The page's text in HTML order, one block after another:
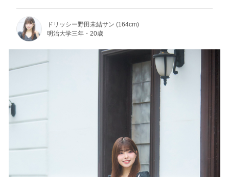
ドリッシー野田未結サン (164cm)
明治大学三年・20歳